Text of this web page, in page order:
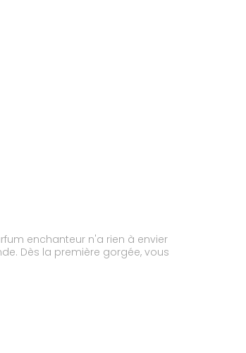
enchanteur n'a rien à envier
Dès la première gorgée, vous